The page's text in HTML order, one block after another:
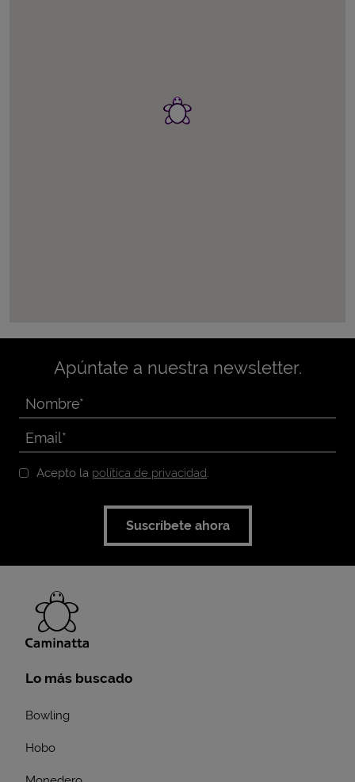
Apúntate a nuestra newsletter.
Acepto la política de privacidad.
Suscríbete ahora
Lo más buscado
Bowling
Hobo